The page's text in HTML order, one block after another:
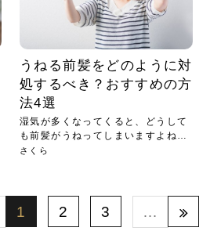
うねる前髪をどのように対
処するべき？おすすめの方
法4選
湿気が多くなってくると、どうして
も前髪がうねってしまいますよね？
そこ...
さくら
1 2 3 …